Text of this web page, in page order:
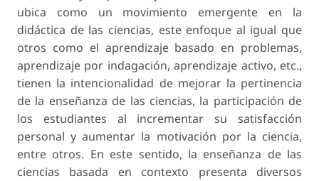
ubica como un movimiento emergente en la
didáctica de las ciencias, este enfoque al igual que
otros como el aprendizaje basado en problemas,
aprendizaje por indagación, aprendizaje activo, etc.,
tienen la intencionalidad de mejorar la pertinencia
de la enseñanza de las ciencias, la participación de
los estudiantes al incrementar su satisfacción
personal y aumentar la motivación por la ciencia,
entre otros. En este sentido, la enseñanza de las
ciencias basada en contexto presenta diversos